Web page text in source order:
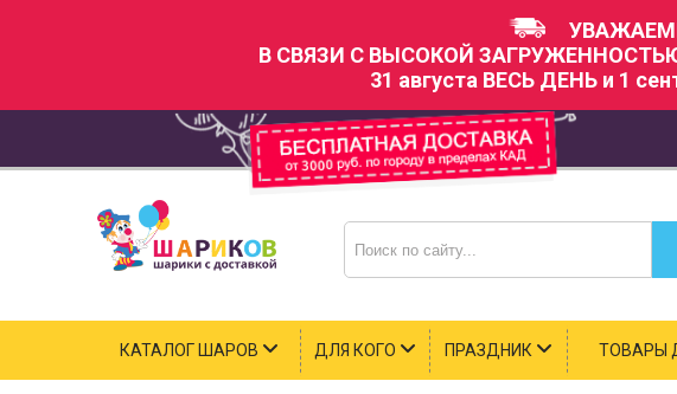
В СВЯЗИ С ВЫСОКОЙ
31 августа ВЕСЬ ДЕНЬ и 1
КАТАЛОГ ШАРОВ ДЛЯ КОГО ПРАЗДНИК ТОВАРЫ